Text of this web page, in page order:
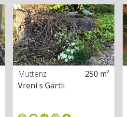
Muttenz
250 m²
Vreni's Gärtli